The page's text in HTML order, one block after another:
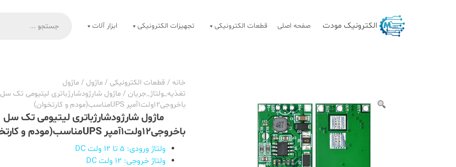
الکترونیک مودت صفحه اصلی قطعات الکترونیکی تجهیزات الکترونیکی ابزار آلات
خانه / قطعات الکترونیکی /ماژول /ماژول
تغذیه_ولتاژ_جریان / ماژول شارژودشارژباتری لیتیومی تک سل
باخروجی12ولت1آمپر UPSمناسب(مودم و کارتخوان)
ماژول شارژودشارژباتری لیتیومی تک سل
باخروجی12ولت1آمپر UPSمناسب(مودم و کارتخوان)
ولتاژ ورودی: 5 تا 12 ولت DC
ولتاژ خروجی: 12 ولت DC